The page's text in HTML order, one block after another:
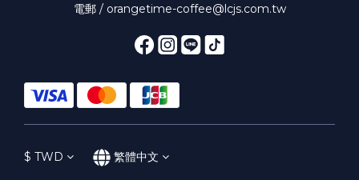
電郵 / orangetime-coffee@lcjs.com.tw
$ TWD 繁體中文